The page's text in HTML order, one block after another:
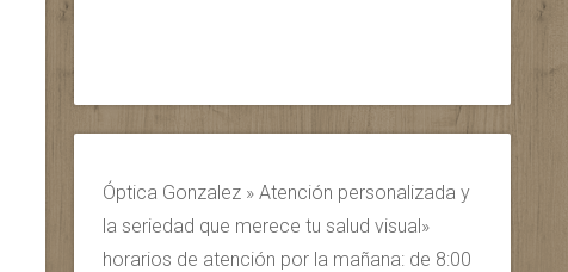
Óptica Gonzalez » Atención personalizada y
la seriedad que merece tu salud visual»
horarios de atención por la mañana: de 8:00